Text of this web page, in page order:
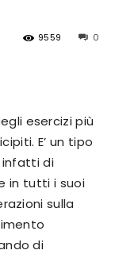
0
9559
esercizi più
E’ un tipo
infatti di
in tutti i suoi
sulla
di